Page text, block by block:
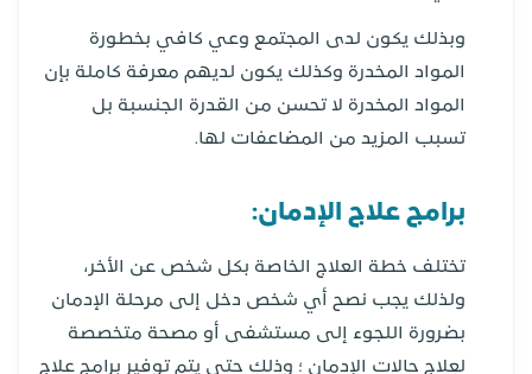
وبذلك يكون لدى المجتمع وعي كافي بخطورة
المواد المخدرة وكذلك يكون لديهم معرفة كاملة بإن
المواد المخدرة لا تحسن من القدرة الجنسبة بل
تسبب المزيد من المضاعفات لها.
برامج علاج الإدمان:
تختلف خطة العلاج الخاصة بكل شخص عن الأخر،
ولذلك يجب نصح أي شخص دخل إلى مرحلة الإدمان
بضرورة اللجوء إلى مستشفى أو مصحة متخصصة
لعلاج حالات الإدمان ؛ وذلك حتى يتم توفير برامج علاج